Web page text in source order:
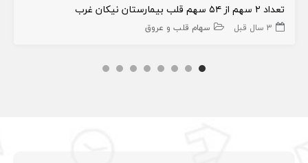
تعداد ۲ سهم از ۵۴ سهم قلب بیمارستان نیکان غرب
3 سال قبل سهام قلب و عروق